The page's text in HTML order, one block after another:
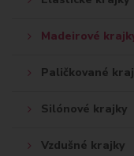
Madeirové
Paličkované
Silónové krajky
Vzdušné krajky